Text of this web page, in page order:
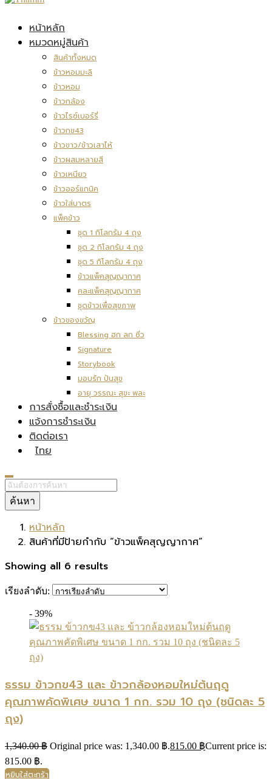
หน้าหลัก
หมวดหมู่สินค้า
สินค้าทั้งหมด
ข้าวหอมมะลิ
ข้าวหอม
ข้าวกล้อง
ข้าวไรซ์เบอร์รี่
ข้าวกข43
ข้าวขาว/ข้าวเสาไห้
ข้าวผสมหลายสี
ข้าวเหนียว
ข้าวออร์แกนิค
ข้าวใส่บาตร
แพ็คข้าว
ชุด 1 กิโลกรัม 4 ถุง
ชุด 2 กิโลกรัม 4 ถุง
ชุด 5 กิโลกรัม 4 ถุง
ข้าวแพ็คสุญญากาศ
คละแพ็คสุญญากาศ
ชุดข้าวเพื่อสุขภาพ
ข้าวของขวัญ
Blessing ฮก ลก ซิ่ว
Signature
Storybook
มอบรัก ปันสุข
อายุ วรรณะ สุขะ พละ
การสั่งซื้อและชำระเงิน
แจ้งการชำระเงิน
ติดต่อเรา
ไทย
ค้นหา
หน้าหลัก
สินค้าที่มีป้ายกำกับ “ข้าวแพ็คสุญญากาศ”
Showing all 6 results
เรียงลำดับ:
- 39%
ธรรม ข้าวกข43 และ ข้าวกล้องหอมใหม่ต้นฤดู
คุณภาพคัดพิเศษ ขนาด 1 กก. รวม 10 ถุง (ชนิดละ 5
ถุง)
1,340.00฿ Original price was: 1,340.00 ฿.815.00 ฿Current price is:
815.00 ฿.
หยิบใส่ตะกร้า